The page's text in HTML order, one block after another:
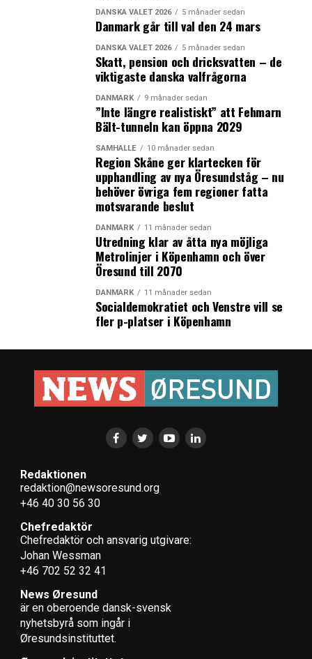
DANSKA VALET 2026 5 månader sedan
Danmark går till val den 24 mars
DANSKA VALET 2026 5 månader sedan
Skatt, pension och dricksvatten – de
viktigaste danska valfrågorna
DANMARK 9 månader sedan
”Inte längre realistiskt” att Fehmarn
Bält-tunneln kan öppna 2029
SAMHÄLLE 10 månader sedan
Region Skåne ger klartecken för
upphandling av nya Öresundståg – nu
behöver övriga fem regioner fatta
motsvarande beslut
DANMARK 11 månader sedan
Utredning klar av åtta nya möjliga
Metrolinjer i Köpenhamn och över
Öresund till 2070
DANMARK 11 månader sedan
Socialdemokratiet och Venstre vill se
fler p-platser i Köpenhamn
Redaktionen
redaktion@newsoresund.org
+46 40 30 56 30
Chefredaktör
Chefredaktör och ansvarig utgivare:
Johan Wessman
+46 702 52 32 41
News Øresund
är en oberoende dansk-svensk
nyhets­byrå som ingår i
Øresundsinstituttet.